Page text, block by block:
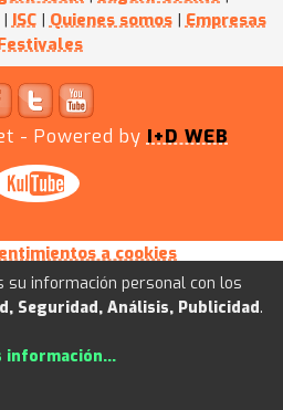
| ISC | Quienes somos | Empresas
- Powered by I+D WEB
a cookies
su información personal con los
Seguridad, Análisis, Publicidad.
información...